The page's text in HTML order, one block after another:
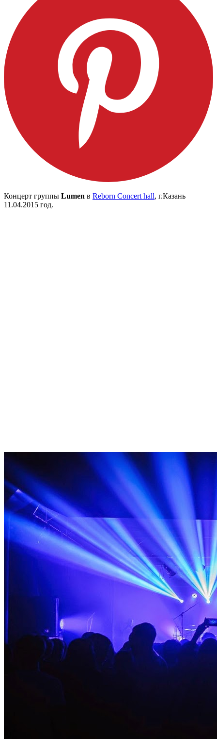
Концерт группы Lumen в Reborn Concert hall, г.Казань
11.04.2015 год.